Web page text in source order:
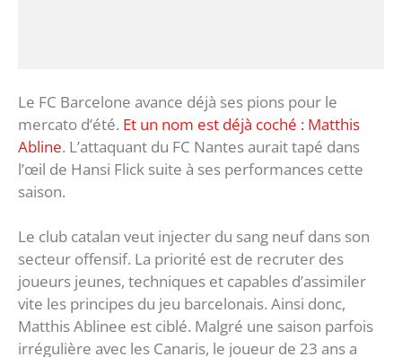
Le FC Barcelone avance déjà ses pions pour le
mercato d’été. Et un nom est déjà coché : Matthis
Abline. L’attaquant du FC Nantes aurait tapé dans
l’œil de Hansi Flick suite à ses performances cette
saison.
Le club catalan veut injecter du sang neuf dans son
secteur offensif. La priorité est de recruter des
joueurs jeunes, techniques et capables d’assimiler
vite les principes du jeu barcelonais. Ainsi donc,
Matthis Ablinee est ciblé. Malgré une saison parfois
irrégulière avec les Canaris, le joueur de 23 ans a